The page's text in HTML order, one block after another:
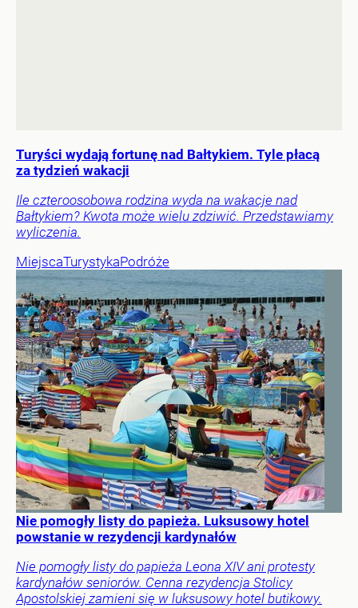
Turyści wydają fortunę nad Bałtykiem. Tyle płacą
za tydzień wakacji
Ile czteroosobowa rodzina wyda na wakacje nad
Bałtykiem? Kwota może wielu zdziwić. Przedstawiamy
wyliczenia.
MiejscaTurystykaPodróże
Nie pomogły listy do papieża. Luksusowy hotel
powstanie w rezydencji kardynałów
Nie pomogły listy do papieża Leona XIV ani protesty
kardynałów seniorów. Cenna rezydencja Stolicy
Apostolskiej zamieni się w luksusowy hotel butikowy.